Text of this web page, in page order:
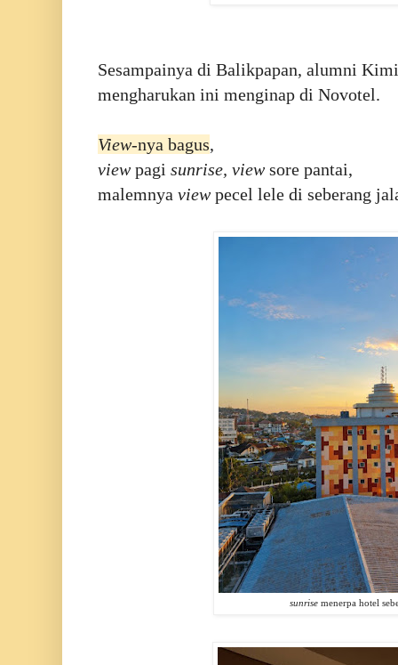
Sesampainya di Balikpapan, alumni
mengharukan ini menginap di Novotel.
View-nya bagus,
view pagi sunrise, view sore pantai,
malemnya view pecel lele di seberang
sunrise menerpa hotel